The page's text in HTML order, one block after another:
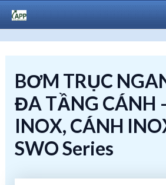
Skip
BƠM TRỤC
ĐA TẦNG CÁNH
INOX, CÁNH
SWO Series